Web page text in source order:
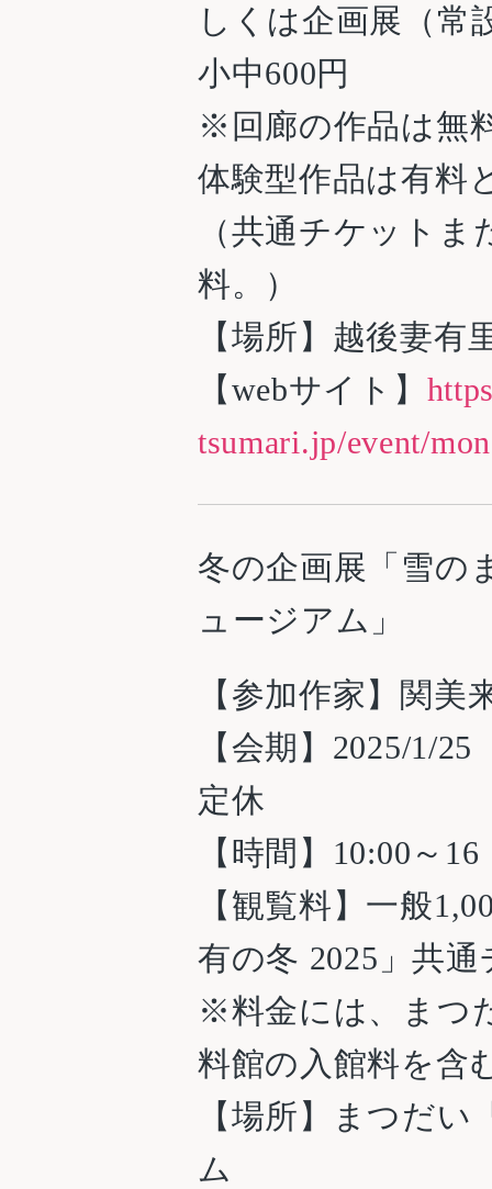
しくは企画展（常
小中600円
※回廊の作品は無
体験型作品は有料
（共通チケット
料。）
【場所】越後妻有
【webサイト】
tsumari.jp/event/
冬の企画展「雪の
ュージアム」
【参加作家】関美
【会期】2025/1/
定休
【時間】10:00～16
【観覧料】一般
有の冬 2025」共
※料金には、まつ
料館の入館料を含
【場所】まつだ
ム